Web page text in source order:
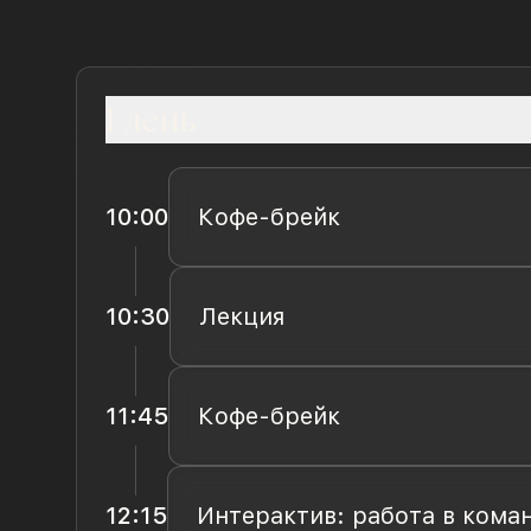
10:00 Кофе-брейк
10:30 Лекция
11:45 Кофе-брейк
12:15 Интерактив: работа в